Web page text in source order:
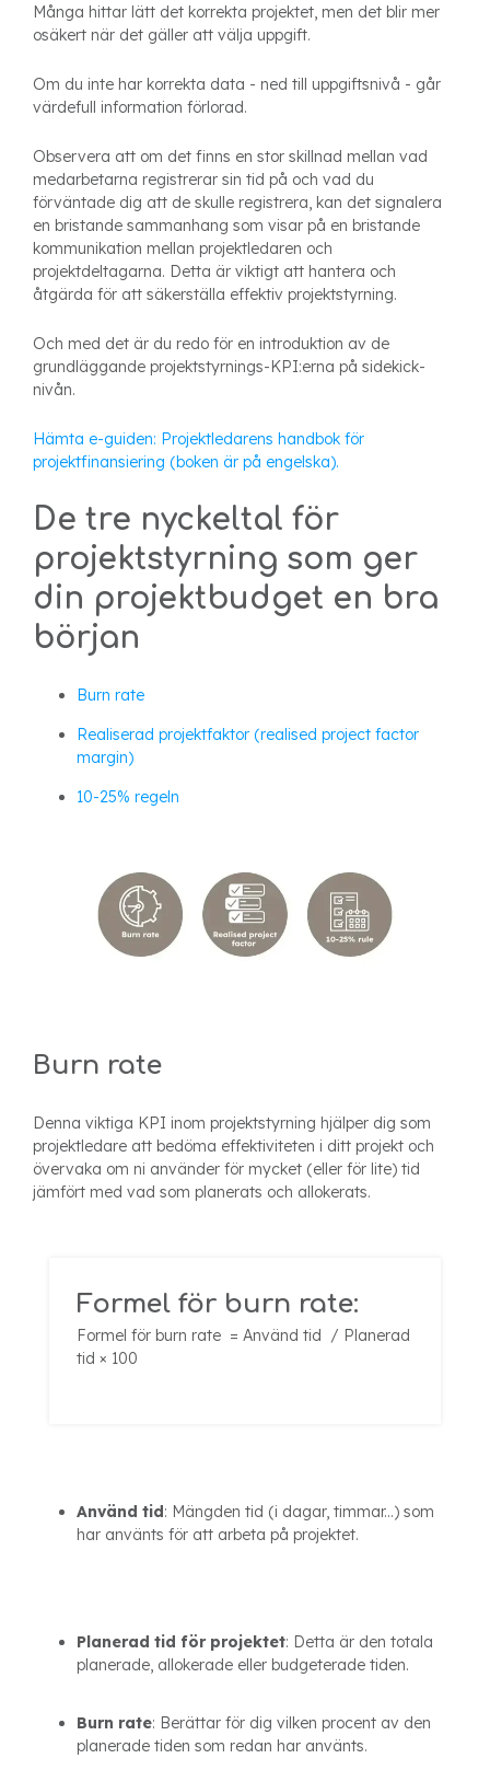
Många hittar lätt det korrekta projektet, men det blir mer
osäkert när det gäller att välja uppgift.
Om du inte har korrekta data - ned till uppgiftsnivå - går
värdefull information förlorad.
Observera att om det finns en stor skillnad mellan vad
medarbetarna registrerar sin tid på och vad du
förväntade dig att de skulle registrera, kan det signalera
en bristande sammanhang som visar på en bristande
kommunikation mellan projektledaren och
projektdeltagarna. Detta är viktigt att hantera och
åtgärda för att säkerställa effektiv projektstyrning.
Och med det är du redo för en introduktion av de
grundläggande projektstyrnings-KPI:erna på sidekick-
nivån.
Hämta e-guiden: Projektledarens handbok för
projektfinansiering (boken är på engelska).
De tre nyckeltal för
projektstyrning som ger
din projektbudget en bra
början
Burn rate
Realiserad projektfaktor (realised project factor
margin)
10-25% regeln
Burn rate
Denna viktiga KPI inom projektstyrning hjälper dig som
projektledare att bedöma effektiviteten i ditt projekt och
övervaka om ni använder för mycket (eller för lite) tid
jämfört med vad som planerats och allokerats.
Formel för burn rate:
Formel för burn rate = Använd tid
/ Planerad
tid ​× 100
Använd tid : Mängden tid (i dagar, timmar...) som
har använts för att arbeta på projektet.
Planerad tid för projektet: Detta är den totala
planerade, allokerade eller budgeterade tiden.
Burn rate: Berättar för dig vilken procent av den
planerade tiden som redan har använts.